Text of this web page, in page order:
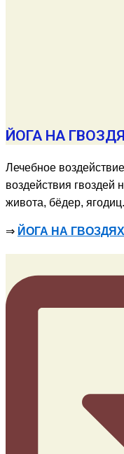
ЙОГА НА
Лечебное
воздействия гвоздей
живота, бёдер, ягодиц.
⇒ ЙОГА НА ГВОЗДЯХ